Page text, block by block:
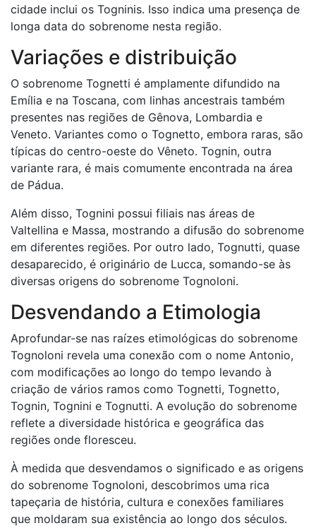
cidade inclui os Togninis. Isso indica uma presença de
longa data do sobrenome nesta região.
Variações e distribuição
O sobrenome Tognetti é amplamente difundido na
Emília e na Toscana, com linhas ancestrais também
presentes nas regiões de Gênova, Lombardia e
Veneto. Variantes como o Tognetto, embora raras, são
típicas do centro-oeste do Vêneto. Tognin, outra
variante rara, é mais comumente encontrada na área
de Pádua.
Além disso, Tognini possui filiais nas áreas de
Valtellina e Massa, mostrando a difusão do sobrenome
em diferentes regiões. Por outro lado, Tognutti, quase
desaparecido, é originário de Lucca, somando-se às
diversas origens do sobrenome Tognoloni.
Desvendando a Etimologia
Aprofundar-se nas raízes etimológicas do sobrenome
Tognoloni revela uma conexão com o nome Antonio,
com modificações ao longo do tempo levando à
criação de vários ramos como Tognetti, Tognetto,
Tognin, Tognini e Tognutti. A evolução do sobrenome
reflete a diversidade histórica e geográfica das
regiões onde floresceu.
À medida que desvendamos o significado e as origens
do sobrenome Tognoloni, descobrimos uma rica
tapeçaria de história, cultura e conexões familiares
que moldaram sua existência ao longo dos séculos.